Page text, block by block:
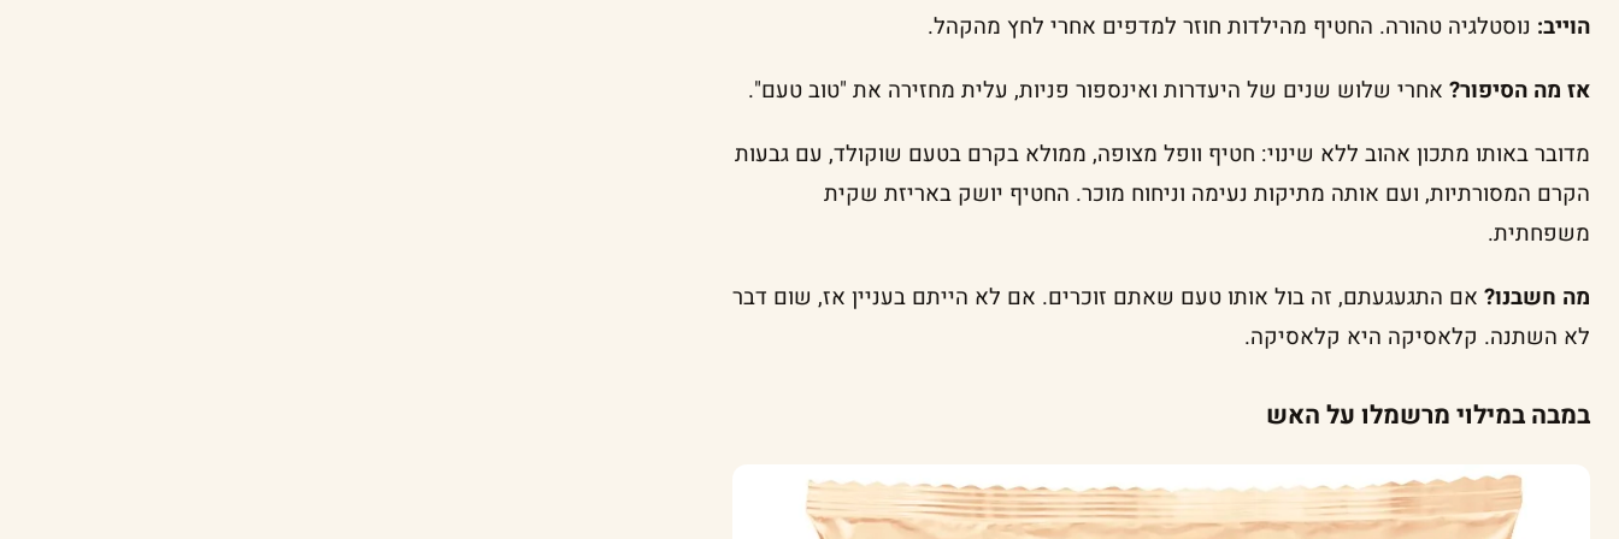
הוייב: נוסטלגיה טהורה. החטיף מהילדות חוזר למדפים אחרי לחץ מהקהל.
אז מה הסיפור? אחרי שלוש שנים של היעדרות ואינספור פניות, עלית מחזירה את "טוב טעם".
מדובר באותו מתכון אהוב ללא שינוי: חטיף וופל מצופה, ממולא בקרם בטעם שוקולד, עם גבעות
הקרם המסורתיות, ועם אותה מתיקות נעימה וניחוח מוכר. החטיף יושק באריזת שקית
משפחתית.
מה חשבנו? אם התגעגעתם, זה בול אותו טעם שאתם זוכרים. אם לא הייתם בעניין אז, שום דבר
לא השתנה. קלאסיקה היא קלאסיקה.
במבה במילוי מרשמלו על האש